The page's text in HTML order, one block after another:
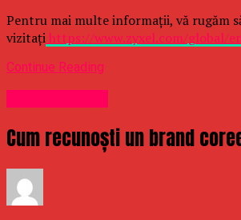
Pentru mai multe informații, vă rugăm
vizitațihttps://www.zyxel.com/global/
Continue Reading
Cum recunoști un brand